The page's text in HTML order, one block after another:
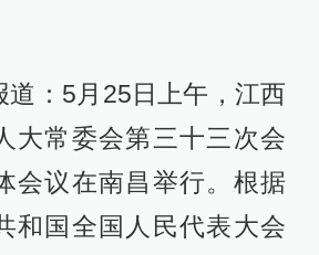
道：5月25日上午，江西
大常委会第三十三次会
会议在南昌举行。根据
和国全国人民代表大会